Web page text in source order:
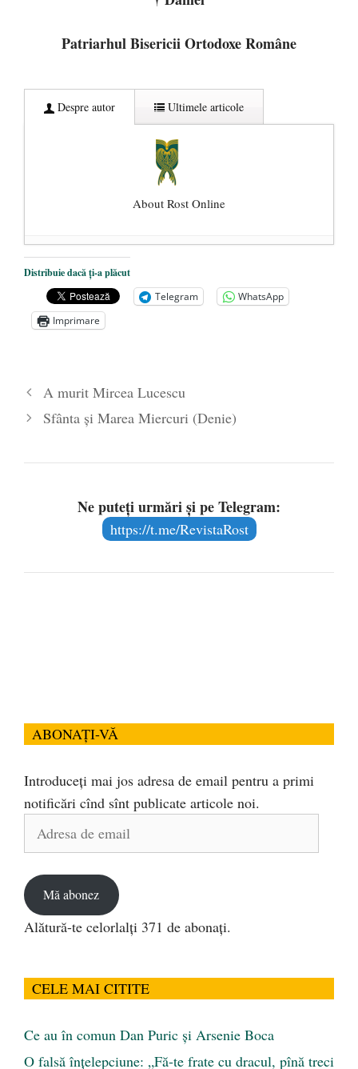
Patriarhul Bisericii Ortodoxe Române
Despre autor Ultimele articole
About Rost Online
Dezvăluiri cutremurătoare despre
președintele Ucrainei, Volodymyr
Zelensky
- 13 mai 2026
Statul care servește Națiunea
poetului Octavian Goga, înlăturat din Iași
- 16 aprilie 2026
Distribuie dacă ți-a plăcut
Telegram
WhatsApp
Imprimare
A murit Mircea Lucescu
Sfânta și Marea Miercuri (Denie)
Ne puteți urmări și pe Telegram:
https://t.me/RevistaRost
ABONAȚI-VĂ
Introduceți mai jos adresa de email pentru a primi
notificări cînd sînt publicate articole noi.
Mă abonez
Alătură-te celorlalți 371 de abonați.
CELE MAI CITITE
Ce au în comun Dan Puric şi Arsenie Boca
O falsă înțelepciune: „Fă-te frate cu dracul, pînă treci